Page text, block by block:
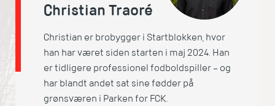
Christian Traoré
Christian er brobygger i Startblokken, hvor
han har været siden starten i maj 2024. Han
er tidligere professionel fodboldspiller – og
har blandt andet sat sine fødder på
grønsværen i Parken for FCK.